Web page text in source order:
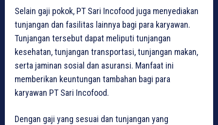
Selain gaji pokok, PT Sari Incofood juga menyediakan
tunjangan dan fasilitas lainnya bagi para karyawan.
Tunjangan tersebut dapat meliputi tunjangan
kesehatan, tunjangan transportasi, tunjangan makan,
serta jaminan sosial dan asuransi. Manfaat ini
memberikan keuntungan tambahan bagi para
karyawan PT Sari Incofood.
Dengan gaji yang sesuai dan tunjangan yang